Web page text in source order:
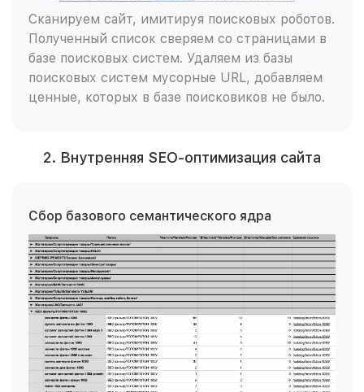
Сканируем сайт, имитируя поисковых роботов.
Полученный список сверяем со страницами в
базе поисковых систем. Удаляем из базы
поисковых систем мусорные URL, добавляем
ценные, которых в базе поисковиков не было.
2. Внутренняя SEO-оптимизация сайта
Сбор базового семантического ядра